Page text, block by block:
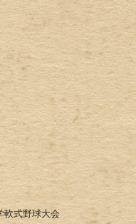
式野球大会